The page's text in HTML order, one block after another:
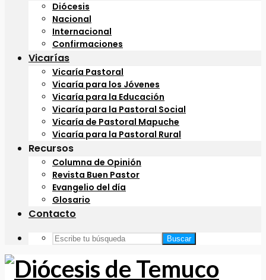
Diócesis
Nacional
Internacional
Confirmaciones
Vicarías
Vicaría Pastoral
Vicaría para los Jóvenes
Vicaría para la Educación
Vicaría para la Pastoral Social
Vicaría de Pastoral Mapuche
Vicaría para la Pastoral Rural
Recursos
Columna de Opinión
Revista Buen Pastor
Evangelio del día
Glosario
Contacto
Buscar